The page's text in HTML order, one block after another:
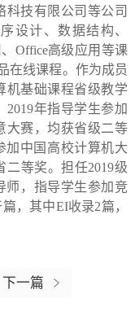
科技有限公司等公司
设计、数据结构、
Office高级应用等课
在线课程。作为成员
机基础课程省级教学
年指导学生参加
大赛，均获省级二等
加中国高校计算机大
等奖。担任2019级
师，指导学生参加竞
，其中EI收录2篇，
下一篇